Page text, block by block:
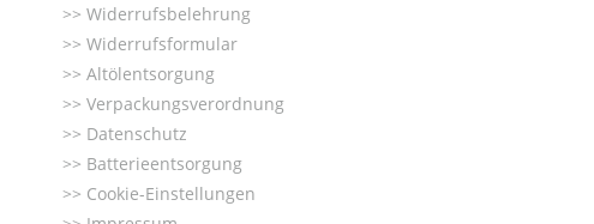
Widerrufsbelehrung
Widerrufsformular
Altölentsorgung
Verpackungsverordnung
Datenschutz
Batterieentsorgung
Cookie-Einstellungen